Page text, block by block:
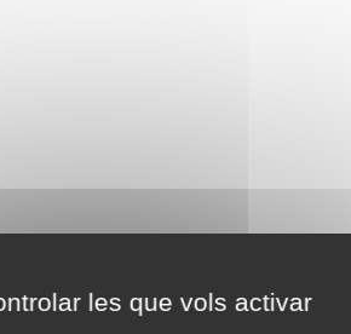
les que vols activar